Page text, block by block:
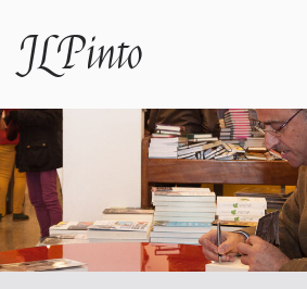
contenido
JLPinto